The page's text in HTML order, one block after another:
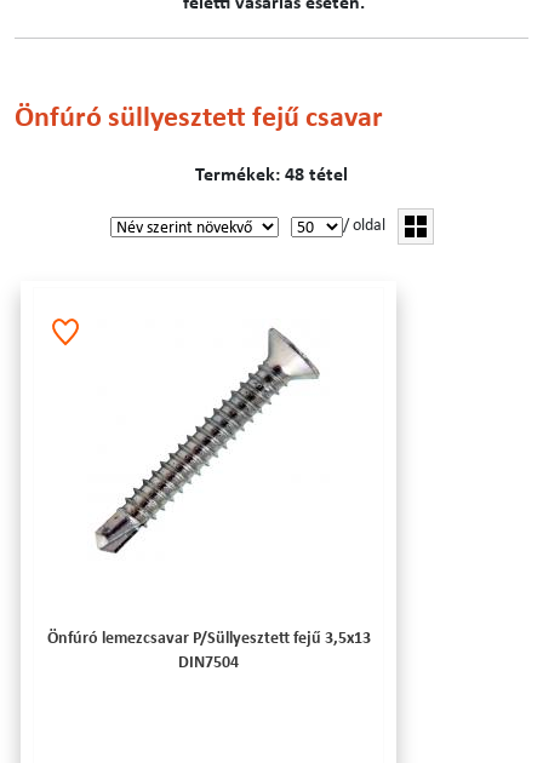
feletti vásárlás esetén.
Önfúró süllyesztett fejű csavar
Termékek: 48 tétel
/ oldal
Önfúró lemezcsavar P/Süllyesztett fejű 3,5x13
DIN7504